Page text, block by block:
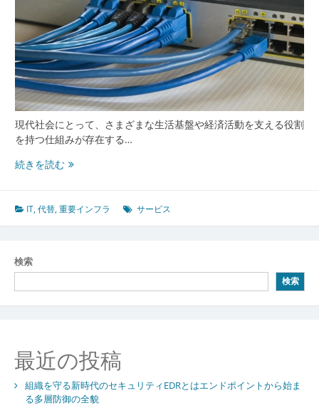
現代社会にとって、さまざまな生活基盤や経済活動を支える役割
を持つ仕組みが存在する…
続きを読む重
ン
フ
持
続
可
能
IT,代替,重要インフラ サービス
検索
検索
最近の投稿
組織を守る新時代のセキュリティEDRとはエンドポイントから始ま
る多層防御の全貌